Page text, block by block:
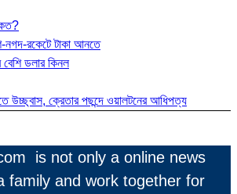
নগদ-রকেটে টাকা আনতে
বেশি ডলার কিনল
উচ্ছ্বাস, ক্রেতার পছন্দে ওয়ালটনের আধিপত্য
is not only a online news
family and work together for